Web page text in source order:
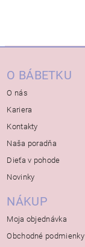
O BÁBETKU
O nás
Kariera
Kontakty
Naša poradňa
Dieťa v pohode
Novinky
NÁKUP
Moja objednávka
Obchodné podmienky